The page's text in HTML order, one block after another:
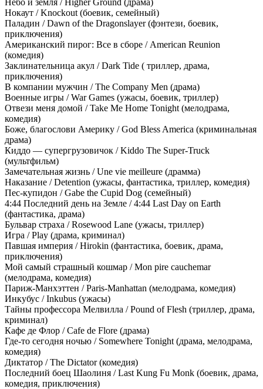
Нокаут / Knockout (боевик, семейный)
Паладин / Dawn of the Dragonslayer (фэнтези, боевик,
приключения)
Американский пирог: Все в сборе / American Reunion
(комедия)
Заклинательница акул / Dark Tide ( триллер, драма,
приключения)
В компании мужчин / The Company Men (драма)
Военные игры / War Games (ужасы, боевик, триллер)
Отвези меня домой / Take Me Home Tonight (мелодрама,
комедия)
Боже, благослови Америку / God Bless America (криминальная
драма)
Киддо — супергрузовичок / Kiddo The Super-Truck
(мультфильм)
Замечательная жизнь / Une vie meilleure (драмма)
Наказание / Detention (ужасы, фантастика, триллер, комедия)
Пес-купидон / Gabe the Cupid Dog (семейный)
4:44 Последний день на Земле / 4:44 Last Day on Earth
(фантастика, драма)
Бульвар страха / Rosewood Lane (ужасы, триллер)
Игра / Play (драма, криминал)
Павшая империя / Hirokin (фантастика, боевик, драма,
приключения)
Мой самый страшный кошмар / Mon pire cauchemar
(мелодрама, комедия)
Париж-Манхэттен / Paris-Manhattan (мелодрама, комедия)
Инкубус / Inkubus (ужасы)
Тайны профессора Мелвилла / Pound of Flesh (триллер, драма,
криминал)
Кафе де Флор / Cafe de Flore (драма)
Где-то сегодня ночью / Somewhere Tonight (драма, мелодрама,
комедия)
Диктатор / The Dictator (комедия)
Последний боец Шаолиня / Last Kung Fu Monk (боевик, драма,
комедия, приключения)